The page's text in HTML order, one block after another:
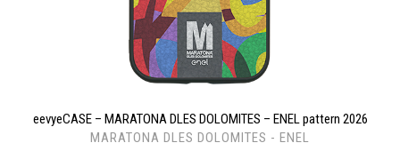
eevyeCASE – MARATONA DLES DOLOMITES – ENEL pattern 2026
MARATONA DLES DOLOMITES - ENEL